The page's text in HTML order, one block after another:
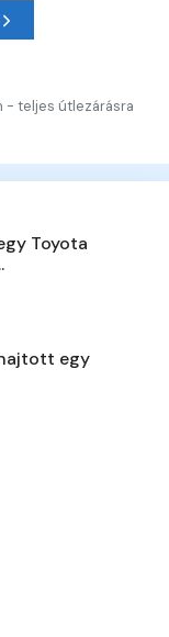
- teljes útlezárásra
Toyota
egy